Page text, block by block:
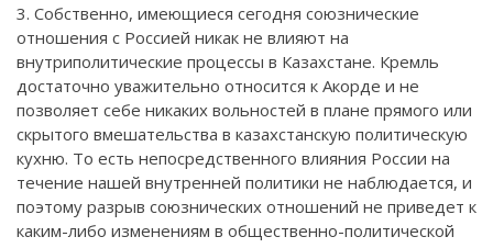
3. Собственно, имеющиеся сегодня союзнические
отношения с Россией никак не влияют на
внутриполитические процессы в Казахстане. Кремль
достаточно уважительно относится к Акорде и не
позволяет себе никаких вольностей в плане прямого или
скрытого вмешательства в казахстанскую политическую
кухню. То есть непосредственного влияния России на
течение нашей внутренней политики не наблюдается, и
поэтому разрыв союзнических отношений не приведет к
каким-либо изменениям в общественно-политической